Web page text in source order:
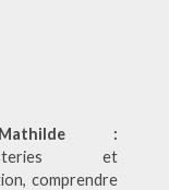
:
et
comprendre